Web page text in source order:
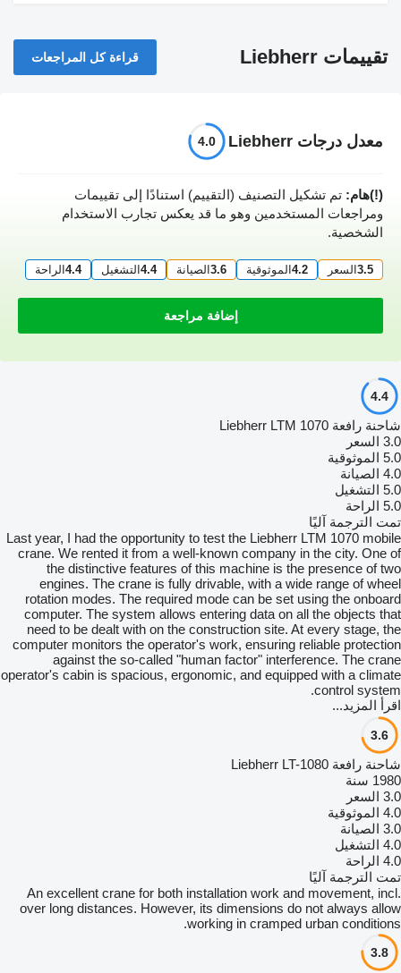
تقييمات Liebherr قراءة كل المراجعات
معدل درجات Liebherr 4.0
(!)هام: تم تشكيل التصنيف (التقييم) استنادًا إلى تقييمات
ومراجعات المستخدمين وهو ما قد يعكس تجارب الاستخدام
الشخصية.
3.5 السعر 4.2 الموثوقية 3.6 الصيانة 4.4 التشغيل 4.4 الراحة
إضافة مراجعة
4.4
شاحنة رافعة Liebherr LTM 1070
3.0 السعر
5.0 الموثوقية
4.0 الصيانة
5.0 التشغيل
5.0 الراحة
تمت الترجمة آليًا
Last year, I had the opportunity to test the Liebherr LTM 1070 mobile
crane. We rented it from a well-known company in the city. One of
the distinctive features of this machine is the presence of two
engines. The crane is fully drivable, with a wide range of wheel
rotation modes. The required mode can be set using the onboard
computer. The system allows entering data on all the objects that
need to be dealt with on the construction site. At every stage, the
computer monitors the operator's work, ensuring reliable protection
against the so-called "human factor" interference. The crane
operator's cabin is spacious, ergonomic, and equipped with a climate
control system.
اقرأ المزيد...
3.6
شاحنة رافعة Liebherr LT-1080
1980 سنة
3.0 السعر
4.0 الموثوقية
3.0 الصيانة
4.0 التشغيل
4.0 الراحة
تمت الترجمة آليًا
An excellent crane for both installation work and movement, incl.
over long distances. However, its dimensions do not always allow
working in cramped urban conditions.
3.8